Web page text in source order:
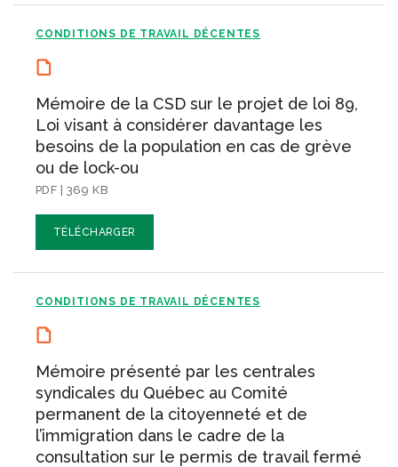
CONDITIONS DE TRAVAIL DÉCENTES
Mémoire de la CSD sur le projet de loi 89,
Loi visant à considérer davantage les
besoins de la population en cas de grève
ou de lock-ou
PDF | 369 KB
TÉLÉCHARGER
CONDITIONS DE TRAVAIL DÉCENTES
Mémoire présenté par les centrales
syndicales du Québec au Comité
permanent de la citoyenneté et de
l’immigration dans le cadre de la
consultation sur le permis de travail fermé